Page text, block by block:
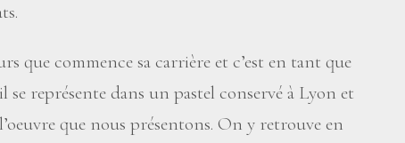
que commence sa carrière et c’est en tant que
se représente dans un pastel conservé à Lyon et
que nous présentons. On y retrouve en